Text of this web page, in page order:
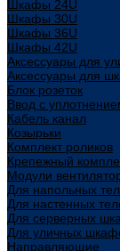
Шкафы 24U
Шкафы 30U
Шкафы 36U
Шкафы 42U
Аксессуары для
Аксессуары для
Блок розеток
Ввод с
Кабель канал
Козырьки
Комплект роликов
Крепежный
Модули
Для напольных
Для настенных
Для серверных
Для уличных
Направляющие